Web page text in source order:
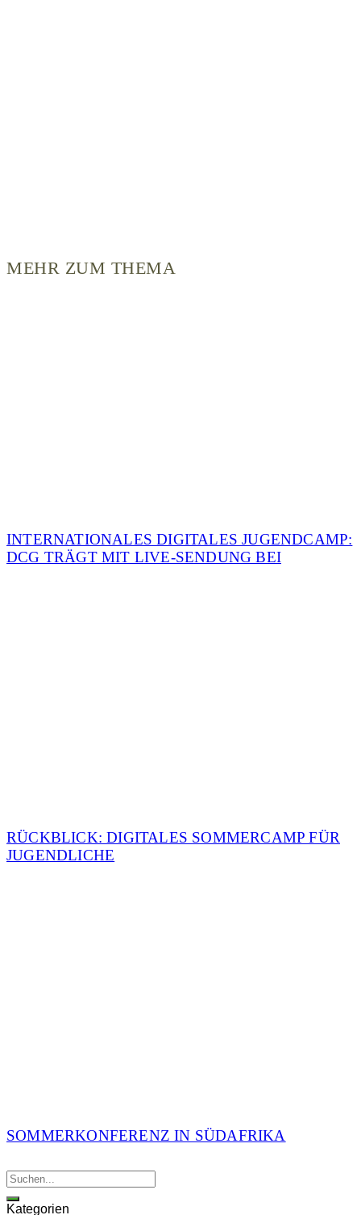
MEHR ZUM THEMA
INTERNATIONALES DIGITALES JUGENDCAMP:
DCG TRÄGT MIT LIVE-SENDUNG BEI
RÜCKBLICK: DIGITALES SOMMERCAMP FÜR
JUGENDLICHE
SOMMERKONFERENZ IN SÜDAFRIKA
Kategorien